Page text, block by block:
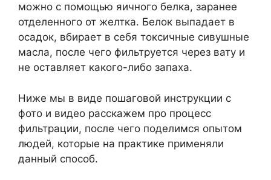
можно с помощью яичного белка, заранее
отделенного от желтка. Белок выпадает в
осадок, вбирает в себя токсичные сивушные
масла, после чего фильтруется через вату и
не оставляет какого-либо запаха.
Ниже мы в виде пошаговой инструкции с
фото и видео расскажем про процесс
фильтрации, после чего поделимся опытом
людей, которые на практике применяли
данный способ.